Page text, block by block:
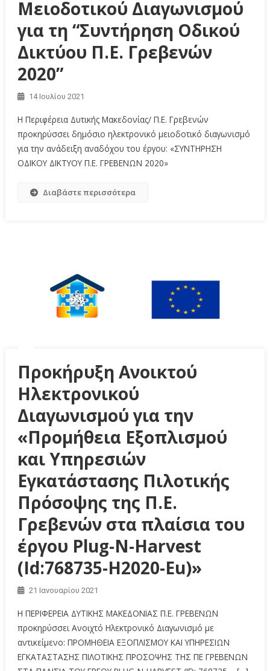
Μειοδοτικού Διαγωνισμού
για τη “Συντήρηση Οδικού
Δικτύου Π.Ε. Γρεβενών
2020”
14 Ιουλίου 2021
Η Περιφέρεια Δυτικής Μακεδονίας/ Π.Ε. Γρεβενών
προκηρύσσει δημόσιο ηλεκτρονικό μειοδοτικό διαγωνισμό
για την ανάδειξη αναδόχου του έργου: «ΣΥΝΤΗΡΗΣΗ
ΟΔΙΚΟΥ ΔΙΚΤΥΟΥ Π.Ε. ΓΡΕΒΕΝΩΝ 2020»
Διαβάστε περισσότερα
Προκήρυξη Ανοικτού
Ηλεκτρονικού
Διαγωνισμού για την
«Προμήθεια Εξοπλισμού
και Υπηρεσιών
Εγκατάστασης Πιλοτικής
Πρόσοψης της Π.Ε.
Γρεβενών στα πλαίσια του
έργου Plug-N-Harvest
(Id:768735-H2020-Eu)»
21 Ιανουαρίου 2021
Η ΠΕΡΙΦΕΡΕΙΑ ΔΥΤΙΚΗΣ ΜΑΚΕΔΟΝΙΑΣ Π.Ε. ΓΡΕΒΕΝΩΝ
προκηρύσσει Ανοιχτό Ηλεκτρονικό Διαγωνισμό με
αντικείμενο: ΠΡΟΜΗΘΕΙΑ ΕΞΟΠΛΙΣΜΟΥ ΚΑΙ ΥΠΗΡΕΣΙΩΝ
ΕΓΚΑΤΑΣΤΑΣΗΣ ΠΙΛΟΤΙΚΗΣ ΠΡΟΣΟΨΗΣ ΤΗΣ ΠΕ ΓΡΕΒΕΝΩΝ